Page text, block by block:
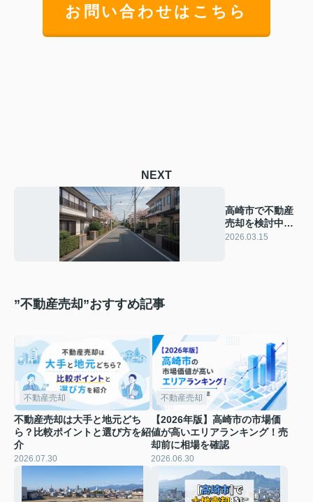
お問い合わせはこちら
NEXT
高崎市で不動産
売却を検討中の
方必見！前に家
2026.03.15
”不動産売却”おすすめ記事
不動産売却
不動産売却は大手と地元どち
ら？比較ポイントと選び方を紹
介
2026.07.30
不動産売却
【2026年版】高崎市の市場価
値が高いエリアランキング！売
却前に相場を確認
2026.06.30